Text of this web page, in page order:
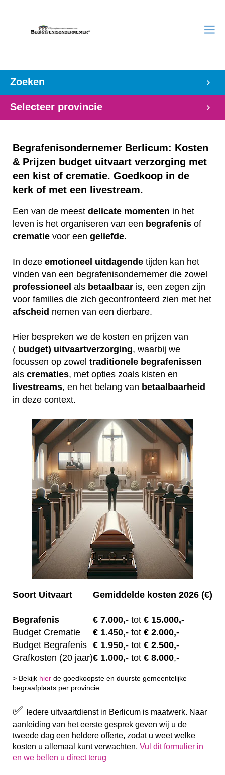
Zoeken
Selecteer provincie
Begrafenisondernemer Berlicum: Kosten
& Prijzen budget uitvaart verzorging met
een kist of crematie. Goedkoop in de
kerk of met een livestream.
Een van de meest delicate momenten in het
leven is het organiseren van een begrafenis of
crematie voor een geliefde.
In deze emotioneel uitdagende tijden kan het
vinden van een begrafenisondernemer die zowel
professioneel als betaalbaar is, een zegen zijn
voor families die zich geconfronteerd zien met het
afscheid nemen van een dierbare.
Hier bespreken we de kosten en prijzen van
( budget) uitvaartverzorging, waarbij we
focussen op zowel traditionele begrafenissen
als crematies, met opties zoals kisten en
livestreams, en het belang van betaalbaarheid
in deze context.
Soort Uitvaart Gemiddelde kosten 2026 (€)
Begrafenis € 7.000,- tot € 15.000,-
Budget Crematie
€ 1.450,- tot € 2.000,-
Budget Begrafenis € 1.950,- tot € 2.500,-
Grafkosten (20 jaar)€ 1.000,- tot € 8.000,-
> Bekijk hier de goedkoopste en duurste gemeentelijke
begraafplaats per provincie.
✅
Iedere uitvaartdienst in Berlicum is maatwerk. Naar
aanleiding van het eerste gesprek geven wij u de
tweede dag een heldere offerte, zodat u weet welke
kosten u allemaal kunt verwachten. Vul dit formulier in
en we bellen u direct terug